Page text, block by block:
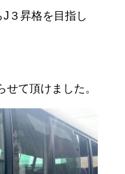
３昇格を目指し
て頂けました。